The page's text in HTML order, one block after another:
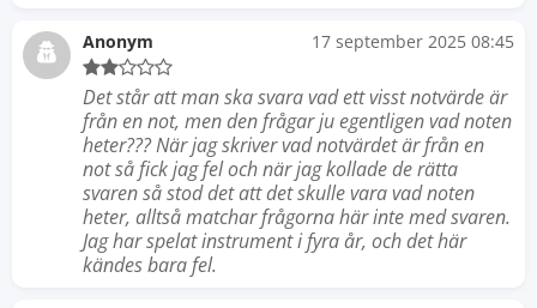
Anonym 17 september 2025 08:45
Det står att man ska svara vad ett visst notvärde är
från en not, men den frågar ju egentligen vad noten
heter??? När jag skriver vad notvärdet är från en
not så fick jag fel och när jag kollade de rätta
svaren så stod det att det skulle vara vad noten
heter, alltså matchar frågorna här inte med svaren.
Jag har spelat instrument i fyra år, och det här
kändes bara fel.